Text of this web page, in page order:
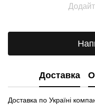
Доставка
Доставка по Україні